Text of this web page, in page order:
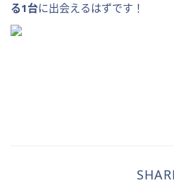
る1台に出会えるはずです！